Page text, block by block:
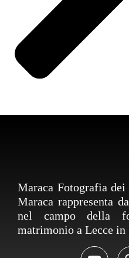
Maraca Fotografia
Maraca rappresenta
nel campo della
matrimonio a Lecce in